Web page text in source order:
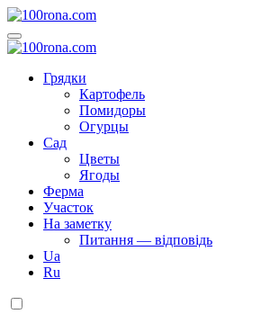
Перейти
к
содержанию
100rona.com
Приусадебный участок. C грядки на стол!
Приусадебный участок. C грядки на стол!
Грядки
Картофель
Помидоры
Огурцы
Сад
Цветы
Ягоды
Ферма
Участок
На заметку
Питання — відповідь
Ua
Ru